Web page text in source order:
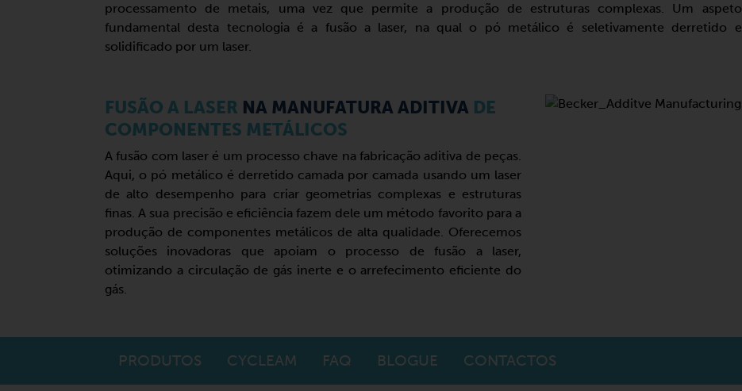
processamento de metais, uma vez que permite a produção de estruturas complexas. Um aspeto
fundamental desta tecnologia é a fusão a laser, na qual o pó metálico é seletivamente derretido e
solidificado por um laser.
FUSÃO A LASER NA MANUFATURA ADITIVA DE
COMPONENTES METÁLICOS
A fusão com laser é um processo chave na fabricação aditiva de peças.
Aqui, o pó metálico é derretido camada por camada usando um laser
de alto desempenho para criar geometrias complexas e estruturas
finas. A sua precisão e eficiência fazem dele um método favorito para a
produção de componentes metálicos de alta qualidade. Oferecemos
soluções inovadoras que apoiam o processo de fusão a laser,
otimizando a circulação de gás inerte e o arrefecimento eficiente do
gás.
PRODUTOS CYCLEAM FAQ BLOGUE CONTACTOS